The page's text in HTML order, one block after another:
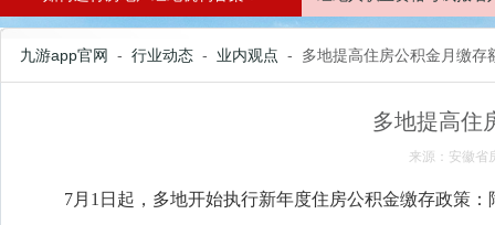
九游app官网 - 行业动态 - 业内观点 - 多地提高住房公积金月缴存
多地提高住
来源：安徽省
7月1日起，多地开始执行新年度住房公积金缴存政策